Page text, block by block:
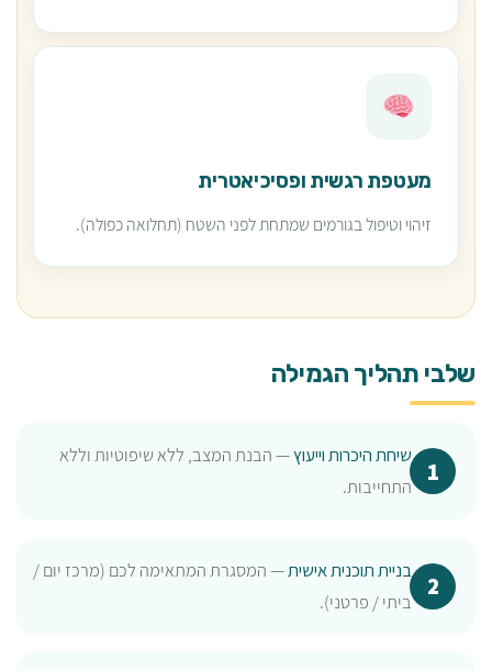
מעטפת רגשית ופסיכיאטרית
זיהוי וטיפול בגורמים שמתחת לפני השטח (תחלואה כפולה).
שלבי תהליך הגמילה
שיחת היכרות וייעוץ— הבנת המצב, ללא שיפוטיות וללא
התחייבות.
בניית תוכנית אישית— המסגרת המתאימה לכם (מרכז יום /
ביתי / פרטני).